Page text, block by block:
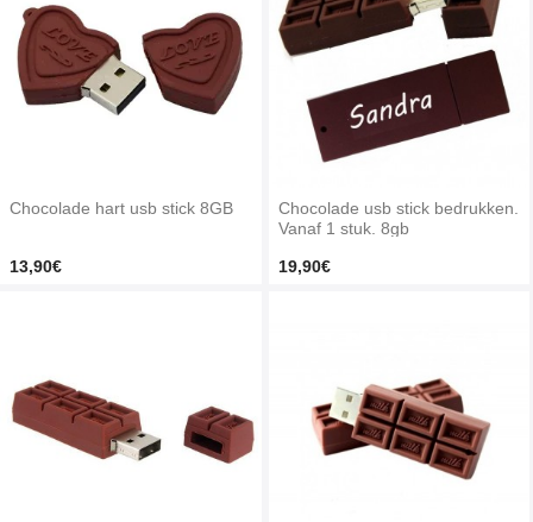
Chocolade hart usb stick 8GB
13,90€
Chocolade usb stick bedrukken.
Vanaf 1 stuk. 8gb
19,90€